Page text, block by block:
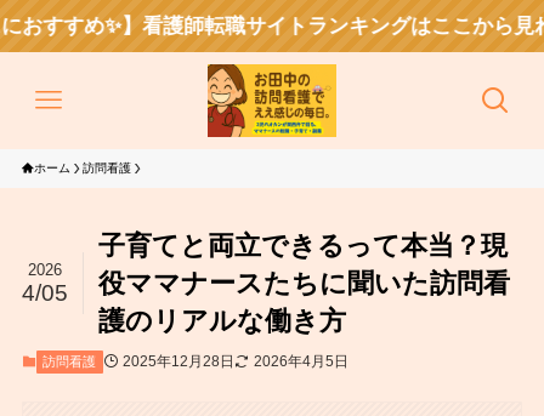
看護師転職サイトランキングはここから見れるで〜！
ホーム 訪問看護
子育てと両立できるって本当？現
役ママナースたちに聞いた訪問看
護のリアルな働き方
2026
4/05
訪問看護 2025年12月28日 2026年4月5日